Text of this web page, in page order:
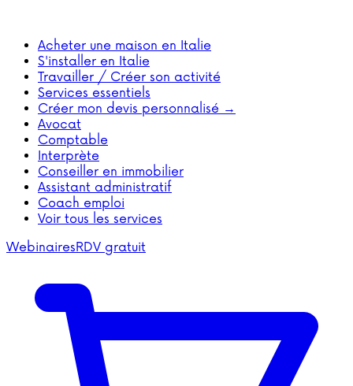
Acheter une maison en Italie
S'installer en Italie
Travailler / Créer son activité
Services essentiels
Créer mon devis personnalisé →
Avocat
Comptable
Interprète
Conseiller en immobilier
Assistant administratif
Coach emploi
Voir tous les services
WebinairesRDV gratuit